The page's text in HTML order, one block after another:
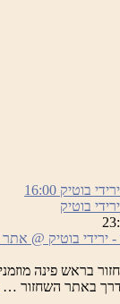
בוטיק 16:00
בוטיק